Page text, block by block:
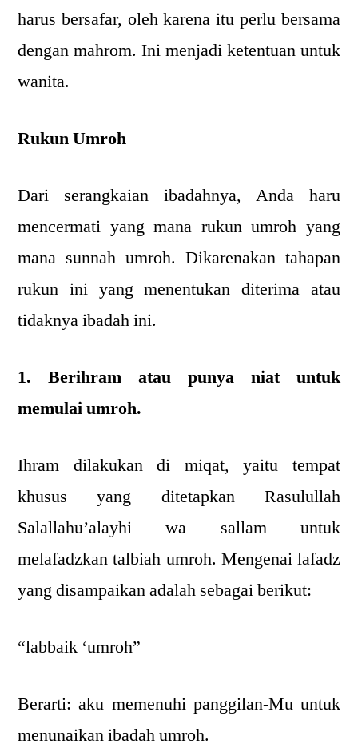
harus bersafar, oleh karena itu perlu bersama
dengan mahrom. Ini menjadi ketentuan untuk
wanita.
Rukun Umroh
Dari serangkaian ibadahnya, Anda haru
mencermati yang mana rukun umroh yang
mana sunnah umroh. Dikarenakan tahapan
rukun ini yang menentukan diterima atau
tidaknya ibadah ini.
1. Berihram atau punya niat untuk
memulai umroh.
Ihram dilakukan di miqat, yaitu tempat
khusus yang ditetapkan Rasulullah
Salallahu’alayhi wa sallam untuk
melafadzkan talbiah umroh. Mengenai lafadz
yang disampaikan adalah sebagai berikut:
“labbaik ‘umroh”
Berarti: aku memenuhi panggilan-Mu untuk
menunaikan ibadah umroh.